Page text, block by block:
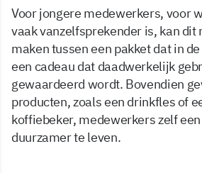
Voor jongere medewerkers, voor
vaak vanzelfsprekender is, kan dit
maken tussen een pakket dat in
een cadeau dat daadwerkelijk
gewaardeerd wordt. Bovendien
producten, zoals een drinkfles of
koffiebeker, medewerkers zelf
duurzamer te leven.